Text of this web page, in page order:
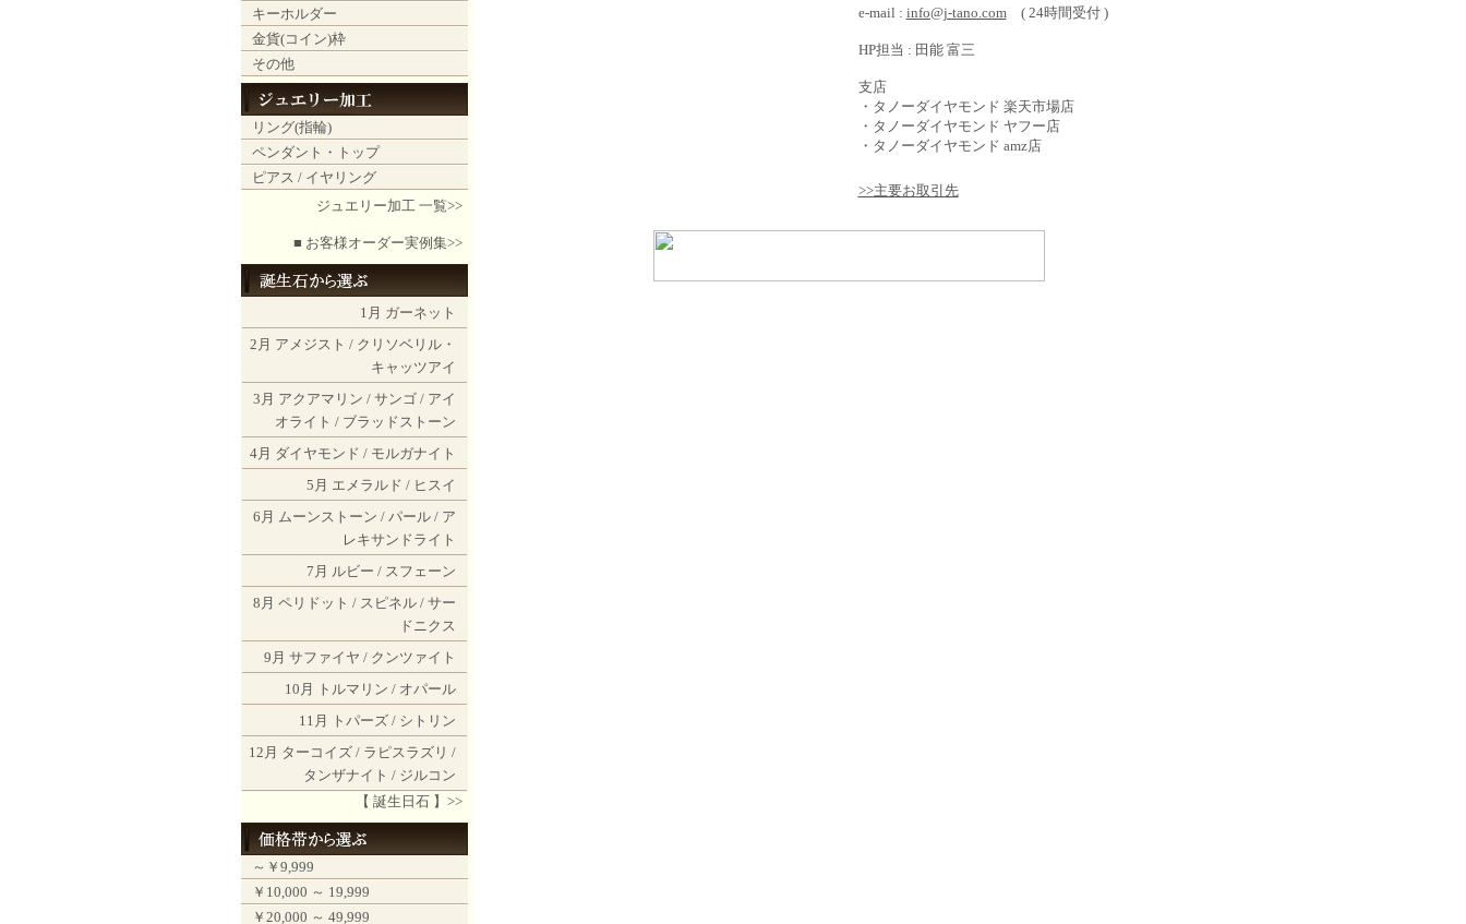
キーホルダー
金貨(コイン)枠
その他
リング(指輪)
ペンダント・トップ
ピアス / イヤリング
ジュエリー加工 一覧>>
■ お客様オーダー実例集>>
1月 ガーネット
2月 アメジスト / クリソベリル・
キャッツアイ
3月 アクアマリン / サンゴ/ アイ
オライト / ブラッドストーン
4月 ダイヤモンド / モルガナイト
5月 エメラルド / ヒスイ
6月 ムーンストーン / パール/ ア
レキサンドライト
7月 ルビー / スフェーン
8月 ペリドット / スピネル/ サー
ドニクス
9月 サファイヤ / クンツァイト
10月
トルマリン / オパール
11月
トパーズ/ シトリン
12月 ターコイズ/ ラピスラズリ /
タンザナイト / ジルコン
【 誕生日石 】>>
～￥9,999
￥10,000 ～ 19,999
￥20,000 ～ 49,999
e-mail : info@j-tano.com( 24時間受付 )
HP担当 : 田能 富三
支店
・タノーダイヤモンド 楽天市場店
・タノーダイヤモンド ヤフー店
・タノーダイヤモンド amz店
>>主要お取引先